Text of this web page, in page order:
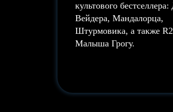
культового бестселлера:
Вейдера, Мандалорца,
Штурмовика, а также
Малыша Грогу.